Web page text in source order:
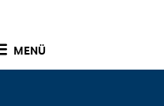
MENÜ